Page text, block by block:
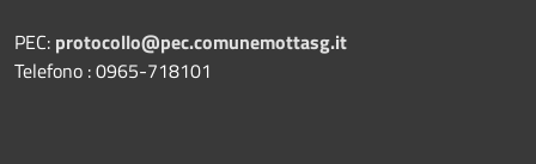
PEC: protocollo@pec.comunemottasg.it
Telefono : 0965-718101